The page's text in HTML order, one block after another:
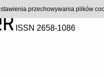
ISSN 2658-1086
przechowywania plików